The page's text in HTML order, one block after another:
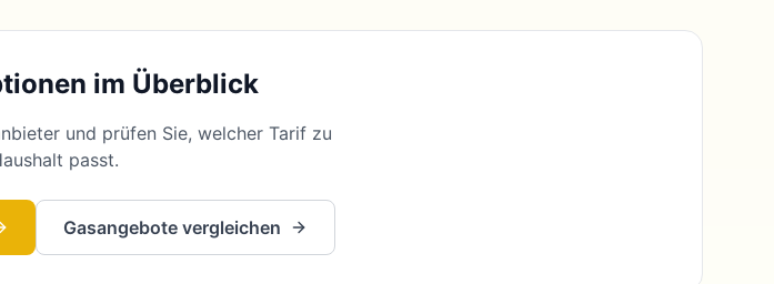
im Überblick
und prüfen Sie, welcher Tarif zu
passt.
Gasangebote vergleichen